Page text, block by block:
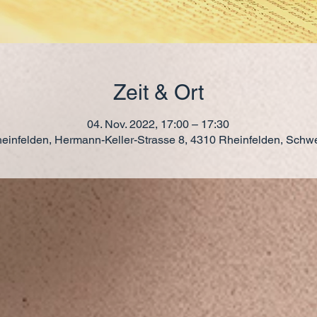
Zeit & Ort
04. Nov. 2022, 17:00 – 17:30
Hermann-Keller-Strasse 8, 4310 Rheinfelden,